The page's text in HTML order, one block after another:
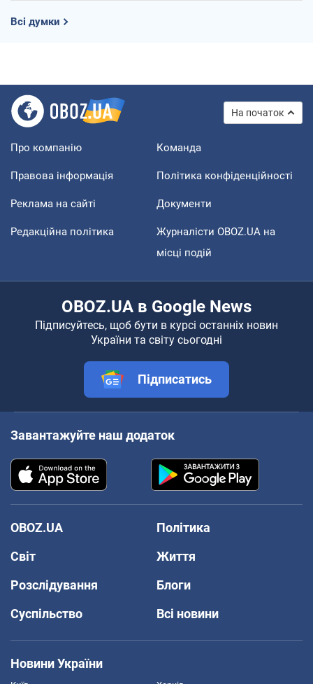
Всі думки
На початок
Про компанію Команда
Правова інформація Політика конфіденційності
Реклама на сайті Документи
Редакційна політика
Журналісти OBOZ.UA на
місці подій
OBOZ.UA в Google News
Підписуйтесь, щоб бути в курсі останніх новин
України та світу сьогодні
Підписатись
Завантажуйте наш додаток
OBOZ.UA
Політика
Світ
Життя
Розслідування
Блоги
Суспільство
Всі новини
Новини України